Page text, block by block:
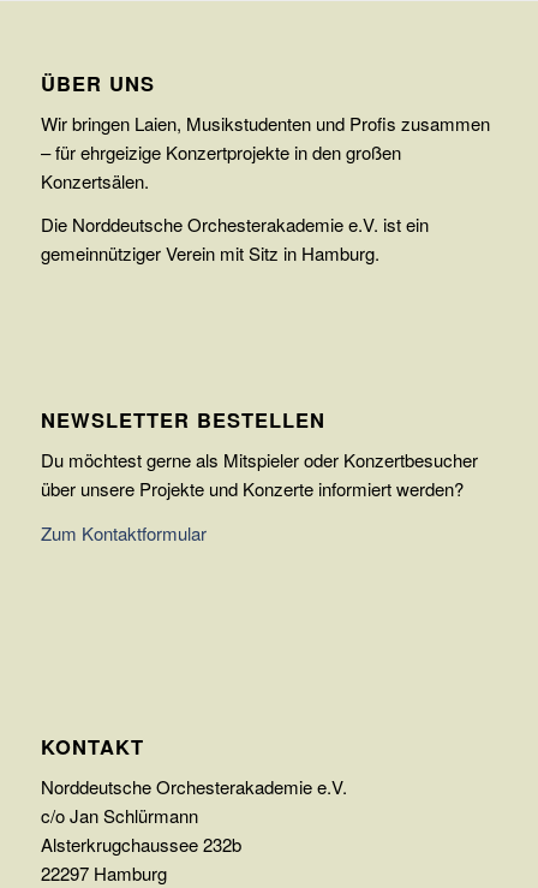
ÜBER UNS
Wir bringen Laien, Musikstudenten und Profis zusammen
– für ehrgeizige Konzertprojekte in den großen
Konzertsälen.
Die Norddeutsche Orchesterakademie e.V. ist ein
gemeinnütziger Verein mit Sitz in Hamburg.
NEWSLETTER BESTELLEN
Du möchtest gerne als Mitspieler oder Konzertbesucher
über unsere Projekte und Konzerte informiert werden?
Zum Kontaktformular
KONTAKT
Norddeutsche Orchesterakademie e.V.
c/o Jan Schlürmann
Alsterkrugchaussee 232b
22297 Hamburg